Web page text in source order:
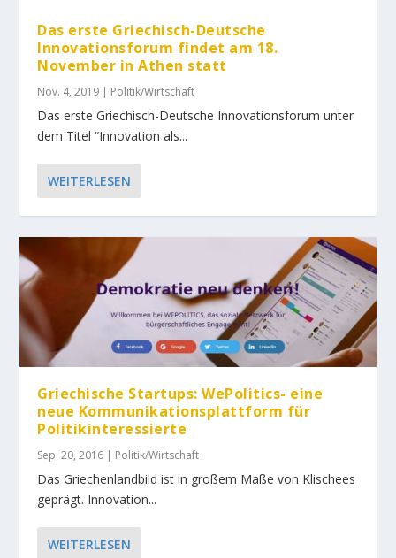
Das erste Griechisch-Deutsche
Innovationsforum findet am 18.
November in Athen statt
Nov. 4, 2019 | Politik/Wirtschaft
Das erste Griechisch-Deutsche Innovationsforum unter
dem Titel “Innovation als...
WEITERLESEN
Griechische Startups: WePolitics- eine
neue Kommunikationsplattform für
Politikinteressierte
Sep. 20, 2016 Politik/Wirtschaft
Das Griechenlandbild ist in großem Maße von Klischees
geprägt. Innovation...
WEITERLESEN